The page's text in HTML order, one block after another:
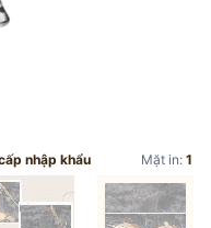
nhập khẩu Mặt in: 1